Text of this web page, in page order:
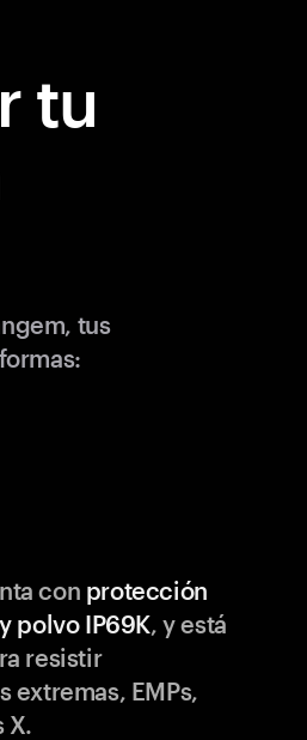
tu
tus
con protección
polvo IP69K, y está
resistir
extremas, EMPs,
X.